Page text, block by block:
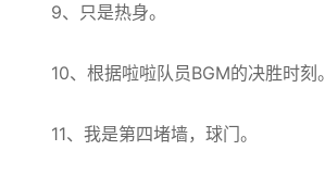
9、只是热身。
10、根据啦啦队员BGM的决胜时刻。
11、我是第四堵墙，球门。